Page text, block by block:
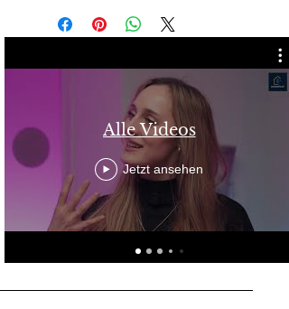
Alle Videos
Jetzt ansehen